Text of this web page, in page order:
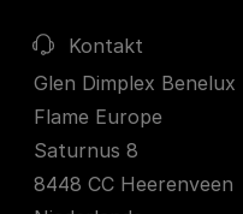
Kontakt
Glen Dimplex Benelux
Flame Europe
Saturnus 8
8448 CC Heerenveen